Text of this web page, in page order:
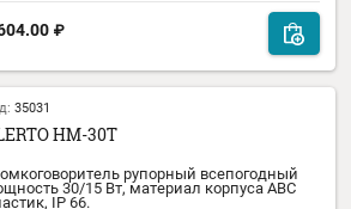
Код:35034
ALERTO AWS-10H
Звуковая колонна 10Вт, 91 дБ, настенная,
влагозащищенная, материал корпуса
алюминий, материал защитной решетки
Добавить к сравнению